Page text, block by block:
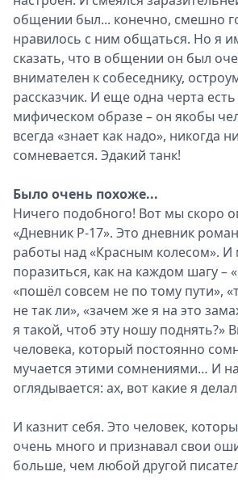
общении был... конечно, смешно
нравилось с ним общаться. Но я
сказать, что в общении он был
внимателен к собеседнику,
рассказчик. И еще одна черта есть
мифическом образе – он якобы
всегда «знает как надо», никогда
сомневается. Эдакий танк!
Было очень похоже...
Ничего подобного! Вот мы скоро
«Дневник Р-17». Это дневник
работы над «Красным колесом».
поразиться, как на каждом шагу –
«пошёл совсем не по тому пути»,
не так ли», «зачем же я на это
я такой, чтоб эту ношу поднять?»
человека, который постоянно
мучается этими сомнениями… И
оглядывается: ах, вот какие я
И казнит себя. Это человек,
очень много и признавал свои
больше, чем любой другой